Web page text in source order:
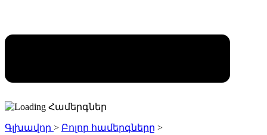
Գլխավոր > Բոլոր համերգները >